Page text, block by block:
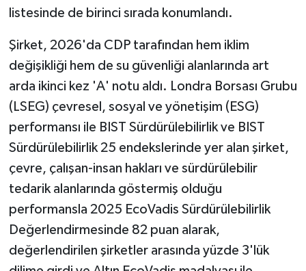
listesinde de birinci sırada konumlandı.
Şirket, 2026'da CDP tarafından hem iklim
değişikliği hem de su güvenliği alanlarında art
arda ikinci kez 'A' notu aldı. Londra Borsası Grubu
(LSEG) çevresel, sosyal ve yönetişim (ESG)
performansı ile BIST Sürdürülebilirlik ve BIST
Sürdürülebilirlik 25 endekslerinde yer alan şirket,
çevre, çalışan-insan hakları ve sürdürülebilir
tedarik alanlarında göstermiş olduğu
performansla 2025 EcoVadis Sürdürülebilirlik
Değerlendirmesinde 82 puan alarak,
değerlendirilen şirketler arasında yüzde 3'lük